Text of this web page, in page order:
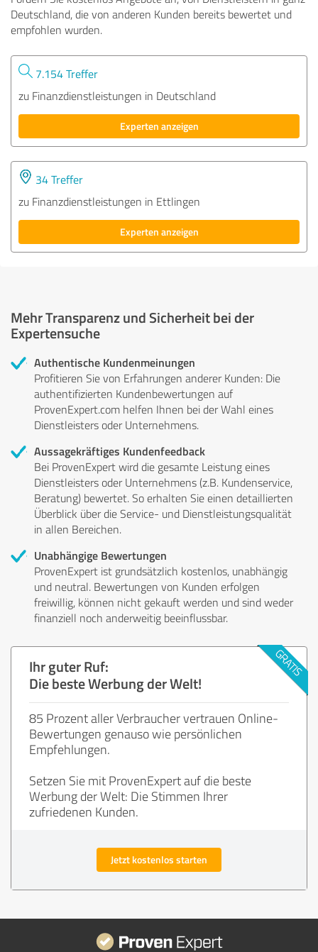
Deutschland, die von anderen Kunden bereits bewertet und
empfohlen wurden.
7.154 Treffer
zu Finanzdienstleistungen in Deutschland
Experten anzeigen
34 Treffer
zu Finanzdienstleistungen in Ettlingen
Experten anzeigen
Mehr Transparenz und Sicherheit bei der
Expertensuche
Authentische Kundenmeinungen
Profitieren Sie von Erfahrungen anderer Kunden: Die
authentifizierten Kundenbewertungen auf
ProvenExpert.com helfen Ihnen bei der Wahl eines
Dienstleisters oder Unternehmens.
Aussagekräftiges Kundenfeedback
Bei ProvenExpert wird die gesamte Leistung eines
Dienstleisters oder Unternehmens (z.B. Kundenservice,
Beratung) bewertet. So erhalten Sie einen detaillierten
Überblick über die Service- und Dienstleistungsqualität
in allen Bereichen.
Unabhängige Bewertungen
ProvenExpert ist grundsätzlich kostenlos, unabhängig
und neutral. Bewertungen von Kunden erfolgen
freiwillig, können nicht gekauft werden und sind weder
finanziell noch anderweitig beeinflussbar.
Ihr guter Ruf:
Die beste Werbung der Welt!
85 Prozent aller Verbraucher vertrauen Online-
Bewertungen genauso wie persönlichen
Empfehlungen.
Setzen Sie mit ProvenExpert auf die beste
Werbung der Welt: Die Stimmen Ihrer
zufriedenen Kunden.
Jetzt kostenlos starten